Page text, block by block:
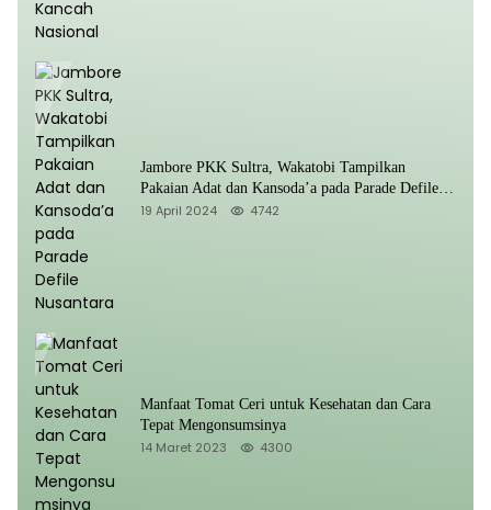
Jambore PKK Sultra, Wakatobi Tampilkan
Pakaian Adat dan Kansoda’a pada Parade Defile
Nusantara
19 April 2024 4742
Manfaat Tomat Ceri untuk Kesehatan dan Cara
Tepat Mengonsumsinya
14 Maret 2023 4300